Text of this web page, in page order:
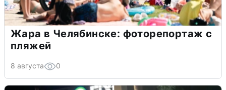
Жара в Челябинске: фоторепортаж с
пляжей
8 августа 0